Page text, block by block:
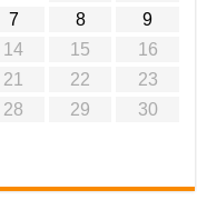
7 8
9
14 15
16
21 22
23
28 29
30